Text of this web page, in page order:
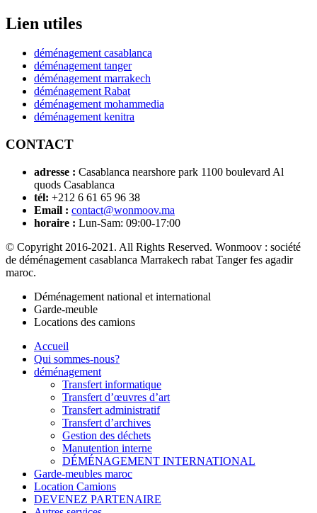
Lien utiles
déménagement casablanca
déménagement tanger
déménagement marrakech
déménagement Rabat
déménagement mohammedia
déménagement kenitra
CONTACT
adresse : Casablanca nearshore park 1100 boulevard Al
quods Casablanca
tél: +212 6 61 65 96 38
Email : contact@wonmoov.ma
horaire : Lun-Sam: 09:00-17:00
© Copyright 2016-2021. All Rights Reserved. Wonmoov : société
de déménagement casablanca Marrakech rabat Tanger fes agadir
maroc.
Déménagement national et international
Garde-meuble
Locations des camions
Accueil
Qui sommes-nous?
déménagement
Transfert informatique
Transfert d’œuvres d’art
Transfert administratif
Transfert d’archives
Gestion des déchets
Manutention interne
DÉMÉNAGEMENT INTERNATIONAL
Garde-meubles maroc
Location Camions
DEVENEZ PARTENAIRE